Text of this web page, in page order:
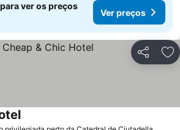
ver os preços
Ver preços
Partilhar